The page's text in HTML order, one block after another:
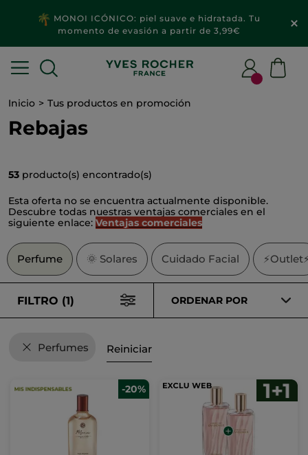
2x1 MAQUILLAJE & ACCESORIOS​
Inicio Tus productos en promoción
Rebajas
53 producto(s) encontrado(s)
Esta oferta no se encuentra actualmente disponible.
Descubre todas nuestras ventajas comerciales en el
siguiente enlace: Ventajas comerciales
Perfume 🌞 Solares Cuidado Facial
FILTRO (1) ORDENAR POR
Perfumes Reiniciar
-20%